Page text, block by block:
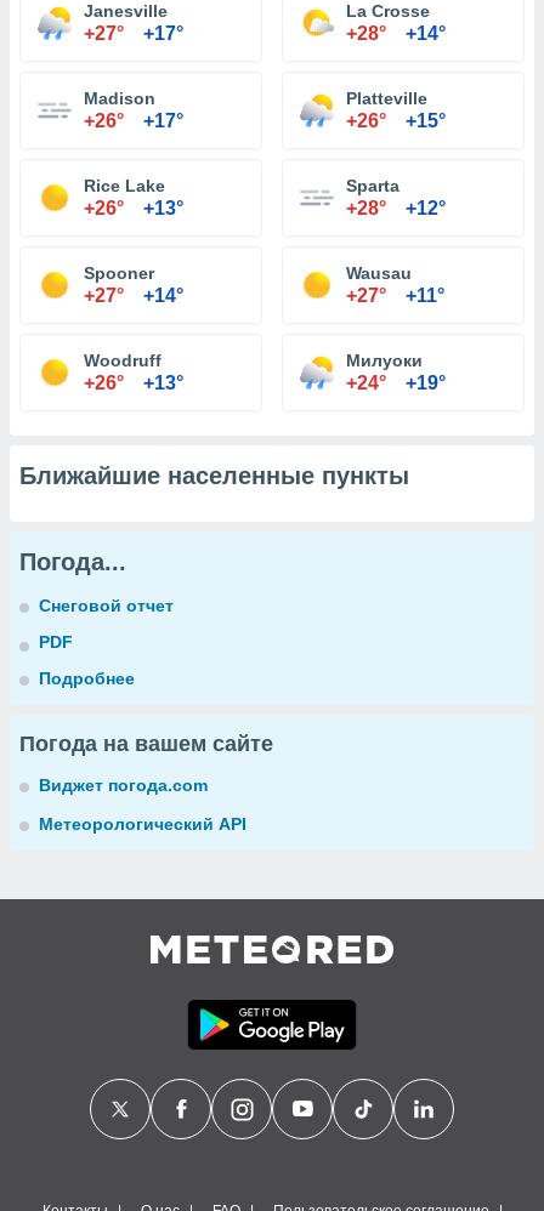
Janesville
+27° +17°
La Crosse
+28° +14°
Madison
+26° +17°
Platteville
+26° +15°
Rice Lake
+26° +13°
Sparta
+28° +12°
Spooner
+27° +14°
Wausau
+27° +11°
Woodruff
+26° +13°
Милуоки
+24° +19°
Ближайшие населенные пункты
Погода...
Снеговой отчет
PDF
Подробнее
Погода на вашем сайте
Виджет погода.com
Метеорологический API